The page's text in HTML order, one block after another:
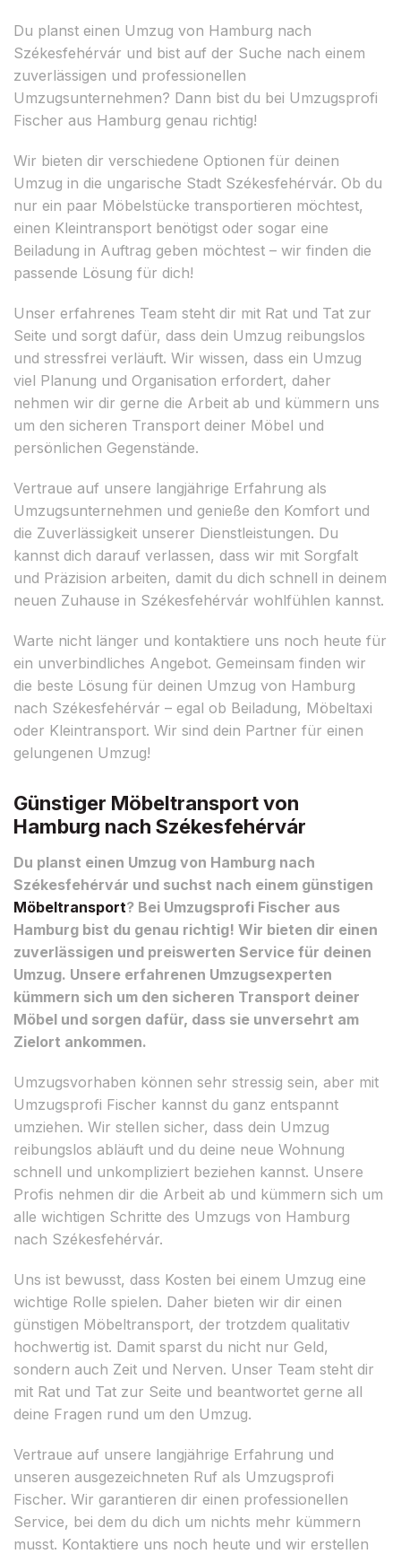
Du planst einen Umzug von Hamburg nach
Székesfehérvár und bist auf der Suche nach einem
zuverlässigen und professionellen
Umzugsunternehmen? Dann bist du bei Umzugsprofi
Fischer aus Hamburg genau richtig!
Wir bieten dir verschiedene Optionen für deinen
Umzug in die ungarische Stadt Székesfehérvár. Ob du
nur ein paar Möbelstücke transportieren möchtest,
einen Kleintransport benötigst oder sogar eine
Beiladung in Auftrag geben möchtest – wir finden die
passende Lösung für dich!
Unser erfahrenes Team steht dir mit Rat und Tat zur
Seite und sorgt dafür, dass dein Umzug reibungslos
und stressfrei verläuft. Wir wissen, dass ein Umzug
viel Planung und Organisation erfordert, daher
nehmen wir dir gerne die Arbeit ab und kümmern uns
um den sicheren Transport deiner Möbel und
persönlichen Gegenstände.
Vertraue auf unsere langjährige Erfahrung als
Umzugsunternehmen und genieße den Komfort und
die Zuverlässigkeit unserer Dienstleistungen. Du
kannst dich darauf verlassen, dass wir mit Sorgfalt
und Präzision arbeiten, damit du dich schnell in deinem
neuen Zuhause in Székesfehérvár wohlfühlen kannst.
Warte nicht länger und kontaktiere uns noch heute für
ein unverbindliches Angebot. Gemeinsam finden wir
die beste Lösung für deinen Umzug von Hamburg
nach Székesfehérvár – egal ob Beiladung, Möbeltaxi
oder Kleintransport. Wir sind dein Partner für einen
gelungenen Umzug!
Günstiger Möbeltransport von
Hamburg nach Székesfehérvár
Du planst einen Umzug von Hamburg nach
Székesfehérvár und suchst nach einem günstigen
Möbeltransport? Bei Umzugsprofi Fischer aus
Hamburg bist du genau richtig! Wir bieten dir einen
zuverlässigen und preiswerten Service für deinen
Umzug. Unsere erfahrenen Umzugsexperten
kümmern sich um den sicheren Transport deiner
Möbel und sorgen dafür, dass sie unversehrt am
Zielort ankommen.
Umzugsvorhaben können sehr stressig sein, aber mit
Umzugsprofi Fischer kannst du ganz entspannt
umziehen. Wir stellen sicher, dass dein Umzug
reibungslos abläuft und du deine neue Wohnung
schnell und unkompliziert beziehen kannst. Unsere
Profis nehmen dir die Arbeit ab und kümmern sich um
alle wichtigen Schritte des Umzugs von Hamburg
nach Székesfehérvár.
Uns ist bewusst, dass Kosten bei einem Umzug eine
wichtige Rolle spielen. Daher bieten wir dir einen
günstigen Möbeltransport, der trotzdem qualitativ
hochwertig ist. Damit sparst du nicht nur Geld,
sondern auch Zeit und Nerven. Unser Team steht dir
mit Rat und Tat zur Seite und beantwortet gerne all
deine Fragen rund um den Umzug.
Vertraue auf unsere langjährige Erfahrung und
unseren ausgezeichneten Ruf als Umzugsprofi
Fischer. Wir garantieren dir einen professionellen
Service, bei dem du dich um nichts mehr kümmern
musst. Kontaktiere uns noch heute und wir erstellen